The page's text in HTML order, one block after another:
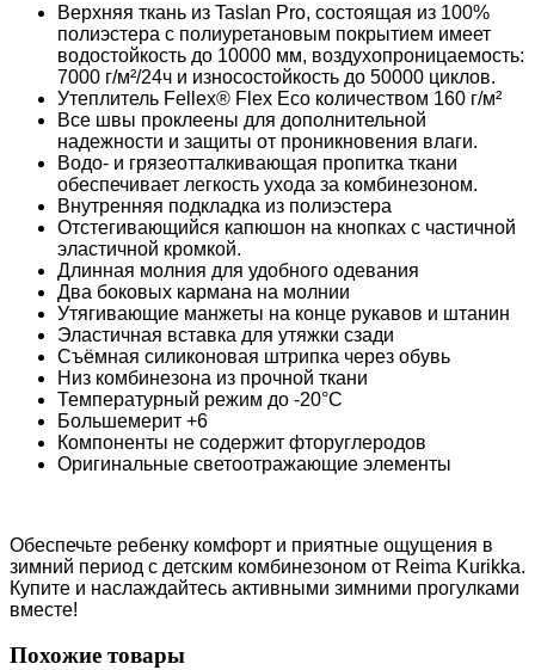
Верхняя ткань из Taslan Pro, состоящая из 100%
полиэстера с полиуретановым покрытием имеет
водостойкость до 10000 мм, воздухопроницаемость:
7000 г/м²/24ч и износостойкость до 50000 циклов.
Утеплитель Fellex® Flex Eco количеством 160 г/м²
Все швы проклеены для дополнительной
надежности и защиты от проникновения влаги.
Водо- и грязеотталкивающая пропитка ткани
обеспечивает легкость ухода за комбинезоном.
Внутренняя подкладка из полиэстера
Отстегивающийся капюшон на кнопках с частичной
эластичной кромкой.
Длинная молния для удобного одевания
Два боковых кармана на молнии
Утягивающие манжеты на конце рукавов и штанин
Эластичная вставка для утяжки сзади
Съёмная силиконовая штрипка через обувь
Низ комбинезона из прочной ткани
Температурный режим до -20°C
Большемерит +6
Компоненты не содержит фторуглеродов
Оригинальные светоотражающие элементы
Обеспечьте ребенку комфорт и приятные ощущения в
зимний период с детским комбинезоном от Reima Kurikka.
Купите и наслаждайтесь активными зимними прогулками
вместе!
Похожие товары